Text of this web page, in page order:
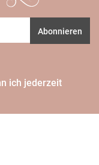
Abonnieren
ich jederzeit